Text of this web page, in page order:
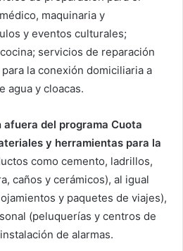
maquinaria y
y eventos culturales;
servicios de reparación
la conexión domiciliaria a
agua y cloacas.
afuera del programa Cuota
y herramientas para la
como cemento, ladrillos,
caños y cerámicos), al igual
y paquetes de viajes),
(peluquerías y centros de
de alarmas.